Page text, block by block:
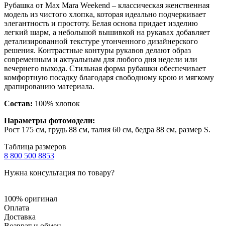
Рубашка от Max Mara Weekend – классическая женственная
модель из чистого хлопка, которая идеально подчеркивает
элегантность и простоту. Белая основа придает изделию
легкий шарм, а небольшой вышивкой на рукавах добавляет
детализированной текстуре утонченного дизайнерского
решения. Контрастные контуры рукавов делают образ
современным и актуальным для любого дня недели или
вечернего выхода. Стильная форма рубашки обеспечивает
комфортную посадку благодаря свободному крою и мягкому
драпированию материала.
Состав: 100% хлопок
Параметры фотомодели:
Рост 175 см, грудь 88 см, талия 60 см, бедра 88 см, размер S.
Таблица размеров
8 800 500 8853
Нужна консультация по товару?
100% оригинал
Оплата
Доставка